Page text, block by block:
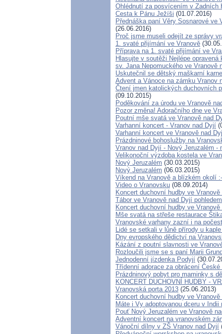
Ohlédnutí za posvícením v Zadních
Cesta k Pánu Ježíši (01.07.2016)
Přednáška paní Věry Sosnarové
(26.06.2016)
Proč jsme museli odejít ze správy
1. svaté přijímání ve Vranově
Příprava na 1. svaté přijímání ve
Hlasujte v soutěži Nejlépe
sv. Jana Nepomuckého ve Vranově
Uskutečnil se dětský maškarní
Advent a Vánoce na zámku Vranov
Čtení jmen katolických duchovních
(09.10.2015)
Poděkování za úrodu ve Vranově
Pozor změna! Adoračního dne ve
Poutní mše svatá ve Vranově nad
Varhanní koncert - Vranov nad Dyjí
Varhanní koncert ve Vranově nad
Prázdninové bohoslužby na
Vranov nad Dyjí - Nový Jeruzalém -
Velikonoční výzdoba kostela ve
Nový Jeruzalém (30.03.2015)
Nový Jeruzalém (06.03.2015)
Víkend na Vranově a blízkém okolí
Video o Vranovsku (08.09.2014)
Koncert duchovní hudby ve
Tábor ve Vranově nad Dyjí
Koncert duchovní hudby ve
Mše svatá na střeše restaurace
Vranovské varhany zazní i na
Lidé se setkali v lůně přírody u
Dny evropského dědictví na
Kázání z poutní slavnosti ve
Rozloučili jsme se s paní Marii
Jednodenní jízdenka Podyjí
Třídenní adorace za obrácení České
Prázdninový pobyt pro maminky s
KONCERT DUCHOVNÍ HUDBY -
Vranovská porta 2013 (25.06.2013)
Koncert duchovní hudby ve
Máte i Vy adoptovanou dceru v Indii
Pouť Nový Jeruzalém ve Vranově
Adventní koncert na vranovském
Vánoční dílny v ZŠ Vranov nad Dyjí